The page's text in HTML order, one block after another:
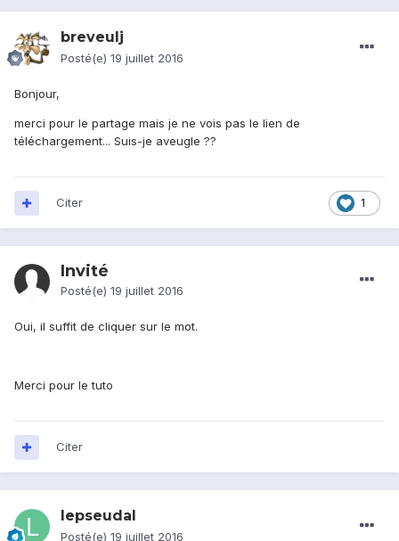
breveulj
Posté(e) 19 juillet 2016
Bonjour,
merci pour le partage mais je ne vois pas le lien de
téléchargement... Suis-je aveugle ??
1
Citer
Invité
Posté(e) 19 juillet 2016
Oui, il suffit de cliquer sur le mot.
Merci pour le tuto
Citer
lepseudal
Posté(e) 19 juillet 2016